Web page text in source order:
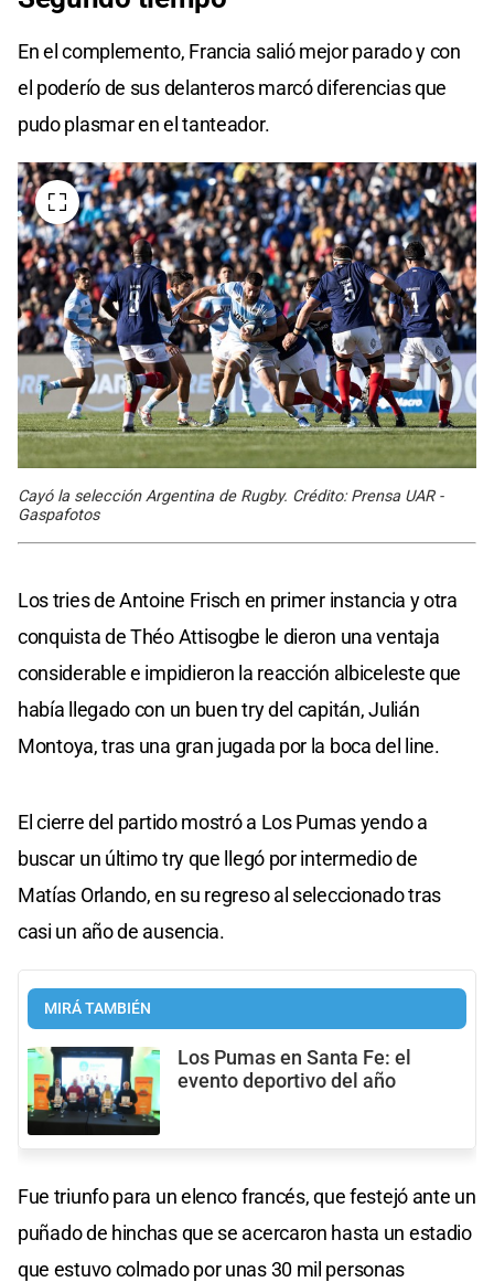
En el complemento, Francia salió mejor parado y con
el poderío de sus delanteros marcó diferencias que
pudo plasmar en el tanteador.
Cayó la selección Argentina de Rugby. Crédito: Prensa UAR -
Gaspafotos
Los tries de Antoine Frisch en primer instancia y otra
conquista de Théo Attisogbe le dieron una ventaja
considerable e impidieron la reacción albiceleste que
había llegado con un buen try del capitán, Julián
Montoya, tras una gran jugada por la boca del line.
El cierre del partido mostró a Los Pumas yendo a
buscar un último try que llegó por intermedio de
Matías Orlando, en su regreso al seleccionado tras
casi un año de ausencia.
MIRÁ TAMBIÉN
Los Pumas en Santa Fe: el
evento deportivo del año
Fue triunfo para un elenco francés, que festejó ante un
puñado de hinchas que se acercaron hasta un estadio
que estuvo colmado por unas 30 mil personas